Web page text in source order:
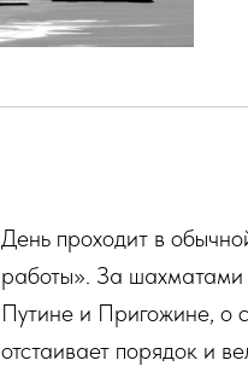
День проходит в
работы». За шахматами
Путине и Пригожине, о
отстаивает порядок и